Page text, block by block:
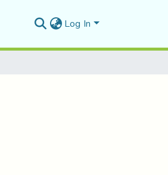
Log In